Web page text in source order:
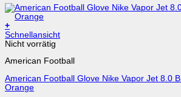
+
Dieses
Produkt
mehrere
auf.
Die
Schnellansicht
Nicht vorrätig
American Football
American Football Glove Nike Vapor Jet 8.0
Orange